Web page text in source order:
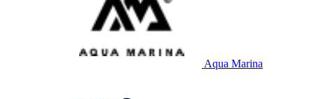
Aqua Marina